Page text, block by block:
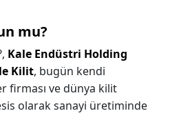
mu?
Kale Endüstri Holding
Kilit, bugün kendi
firması ve dünya kilit
olarak sanayi üretiminde